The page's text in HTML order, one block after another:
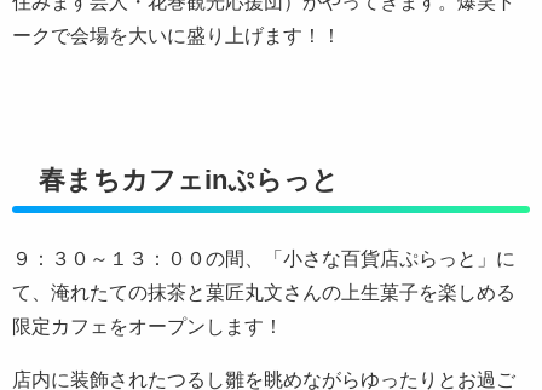
ークで会場を大いに盛り上げます！！
春まちカフェinぷらっと
９：３０～１３：００の間、「小さな百貨店ぷらっと」に
て、淹れたての抹茶と菓匠丸文さんの上生菓子を楽しめる
限定カフェをオープンします！
店内に装飾されたつるし雛を眺めながらゆったりとお過ご